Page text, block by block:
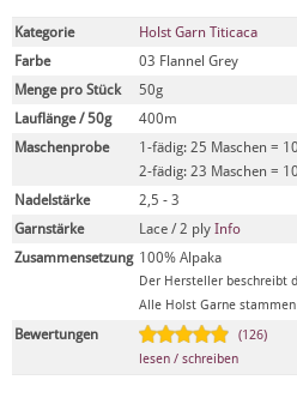
Kategorie
Holst Garn Titicaca
Farbe
03 Flannel Grey
Menge pro Stück
50g
Lauflänge / 50g
400m
Maschenprobe
1-fädig: 25 Maschen =
2-fädig: 23 Maschen =
Nadelstärke
2,5 - 3
Garnstärke
Lace / 2 ply Info
Zusammensetzung 100% Alpaka
Der Hersteller beschreibt
Alle Holst Garne
Bewertungen
(126)
lesen / schreiben